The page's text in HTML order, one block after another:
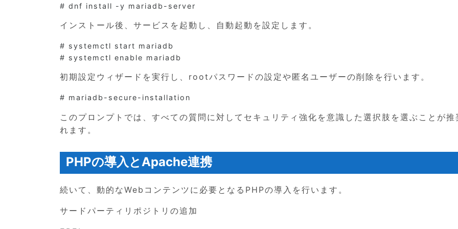
インストール後、サービスを起動し、自動起動を設定します。
# systemctl start mariadb
初期設定ウィザードを実行し、rootパスワードの設定や匿名ユーザーの削除を行います。
このプロンプトでは、すべての質問に対してセキュリティ強化を意識した選択肢を選ぶことが推
れます。
PHPの導入とApache連携
続いて、動的なWebコンテンツに必要となるPHPの導入を行います。
サードパーティリポジトリの追加